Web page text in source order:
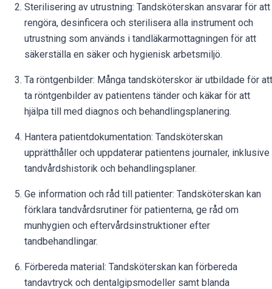
Sterilisering av utrustning: Tandsköterskan ansvarar för att
rengöra, desinficera och sterilisera alla instrument och
utrustning som används i tandläkarmottagningen för att
säkerställa en säker och hygienisk arbetsmiljö.
Ta röntgenbilder: Många tandsköterskor är utbildade för att
ta röntgenbilder av patientens tänder och käkar för att
hjälpa till med diagnos och behandlingsplanering.
Hantera patientdokumentation: Tandsköterskan
upprätthåller och uppdaterar patientens journaler, inklusive
tandvårdshistorik och behandlingsplaner.
Ge information och råd till patienter: Tandsköterskan kan
förklara tandvårdsrutiner för patienterna, ge råd om
munhygien och eftervårdsinstruktioner efter
tandbehandlingar.
Förbereda material: Tandsköterskan kan förbereda
tandavtryck och dentalgipsmodeller samt blanda